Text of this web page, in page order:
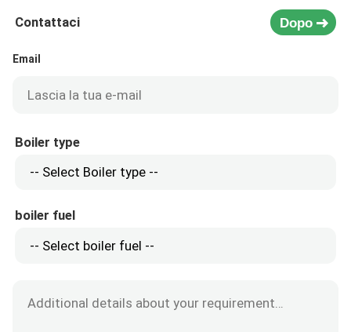
Contattaci Dopo
Email
Boiler type
boiler fuel